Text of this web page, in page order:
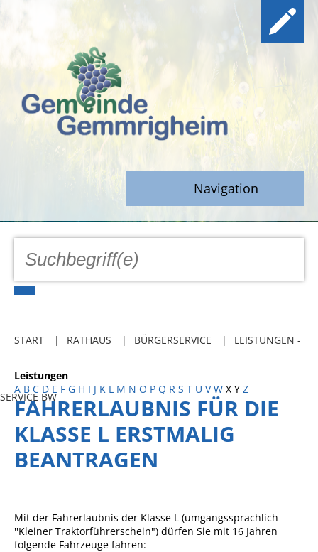
Navigation
GEMEINDE
Freibadkarten
Social Media
Parkraumkonzept
Ladeinfrastruktur
Einrichtungen
Schulkindbetreuung
Grundschule
START RATHAUS BÜRGERSERVICE LEISTUNGEN -
SERVICE BW
Leistungen
A B C D E F G H I J K L M N O P Q R S T U V W X Y Z
FAHRERLAUBNIS FÜR DIE
KLASSE L ERSTMALIG
BEANTRAGEN
Mit der Fahrerlaubnis der Klasse L (umgangssprachlich
''Kleiner Traktorführerschein") dürfen Sie mit 16 Jahren
folgende Fahrzeuge fahren: